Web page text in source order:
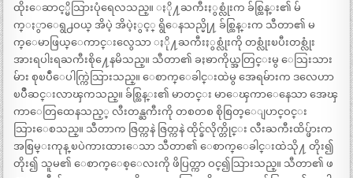
ထိုးေဆာင့္မိသြားပုံရေလသည္။ ႏို႔ႀကီးႏွစ္လုံးက ခ်စ္ထြန္း၏ မ်
က္ႏွာေရွ႕ဝယ္ အိပဲ့ အိပဲ့ႏွင့္ ရွိေနသည္မို႔ ခ်စ္ထြန္းက သီတာ၏ မ
က္ေမာဖြယ္ေကာင္းလွေသာ ႏို႔ႀကီးႏွစ္လုံးကို တစ္လုံးၿပီးတစ္လုံး
အားရပါးရႀကီးစို႔ေနမိသည္။ သီတာ၏ ခႏၶာကိုယ္အတြင္းမွ ေသြးသား
မ်ား စုၿပဳံေပါက္ကြဲသြားသည္။ ေစာက္ေခါင္းထဲမွ အေရမ်ားက ဒလေဟာ
ၿပိဳဆင္းလာၾကသည္။ ခ်စ္ထြန္း၏ မာတင္း မာေၾကာေနေသာ အေၾ
ကာေတြထေနသည့္ လီးတန္ႀကီးကို တစတစ စိုစြတ္ေျပာင္ဝင္း
သြားေစသည္။ သီတာက ဇြတ္ကနဲ ဇြတ္ကနဲ ထိုင္ခ်လိုက္တိုင္း လီးႀကီးထိပ္ဖ်ားက
အစြမ္းကုန္ ၿပဲကားထားေသာ သီတာ၏ ေစာက္ေခါင္းထဲသို႔ တိုး၍
တိုး၍ သူမ၏ ေစာက္ေစ့ေလးကို ဖိပြတ္ကာ ဝင္၍သြားသည္။ သီတာ၏ ဖ